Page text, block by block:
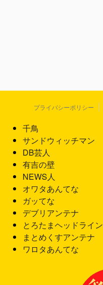
プライバシーポリシー
千鳥
サンドウィッチマン
DB芸人
有吉の壁
NEWS人
オワタあんてな
ガッてな
デブリアンテナ
とろたまヘッドライン
まとめくすアンテナ
ワロタあんてな